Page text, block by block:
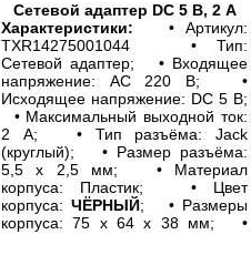
Сетевой адаптер DC 5 В, 2 А
Характеристики: • Артикул:
TXR14275001044 • Тип:
Сетевой адаптер; • Входящее
напряжение: AC 220 В; •
Исходящее напряжение: DC 5 В;
• Максимальный выходной ток:
2 А; • Тип разъёма: Jack
(круглый); • Размер разъёма:
5,5 х 2,5 мм; • Материал
корпуса: Пластик; • Цвет
корпуса:ЧЁРНЫЙ; • Размеры
корпуса: 75 х 64 х 38 мм; •